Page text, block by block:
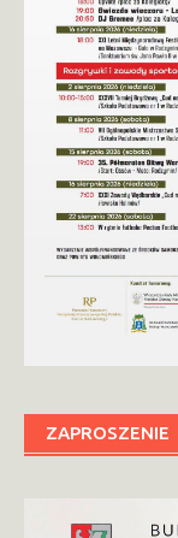
ZAPROSZENIE